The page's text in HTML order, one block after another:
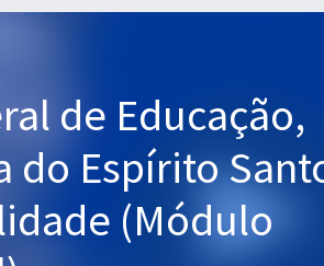
de Educação,
do Espírito
(Módulo